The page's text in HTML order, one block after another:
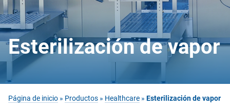
Esterilización de vapor
Página de inicio » Productos » Healthcare » Esterilización de vapor